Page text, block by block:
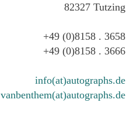
82327 Tutzing
+49 (0)8158 . 3658
+49 (0)8158 . 3666
info(at)autographs.de
vanbenthem(at)autographs.de